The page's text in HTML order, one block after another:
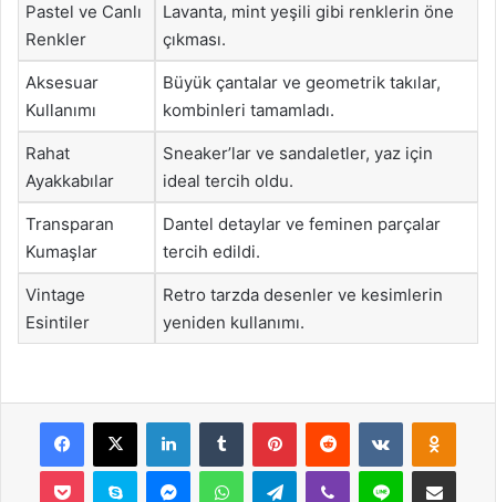
Pastel ve Canlı
Renkler
Lavanta, mint yeşili gibi renklerin öne
çıkması.
Aksesuar
Kullanımı
Büyük çantalar ve geometrik takılar,
kombinleri tamamladı.
Rahat
Ayakkabılar
Sneaker’lar ve sandaletler, yaz için
ideal tercih oldu.
Transparan
Kumaşlar
Dantel detaylar ve feminen parçalar
tercih edildi.
Vintage
Esintiler
Retro tarzda desenler ve kesimlerin
yeniden kullanımı.
Facebook
X LinkedInTumblr PinterestReddit VKontakte
Pocket Skype MessengerWhatsAppTelegramViber Line E-Posta ile